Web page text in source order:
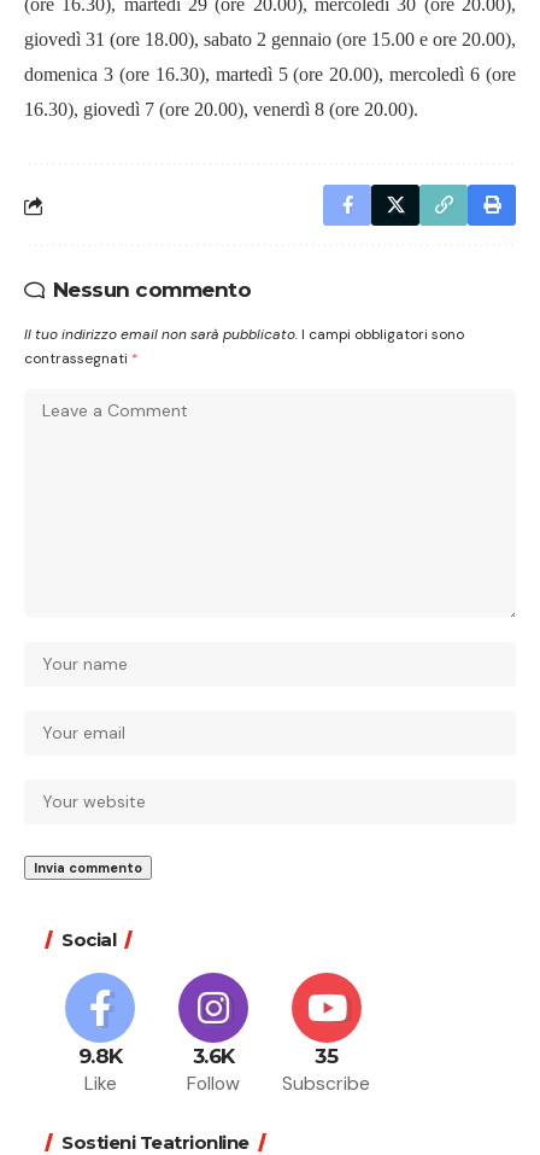
(ore 16.30), martedì 29 (ore 20.00), mercoledì 30 (ore 20.00),
giovedì 31 (ore 18.00), sabato 2 gennaio (ore 15.00 e ore 20.00),
domenica 3 (ore 16.30), martedì 5 (ore 20.00), mercoledì 6 (ore
16.30), giovedì 7 (ore 20.00), venerdì 8 (ore 20.00).
Nessun commento
Il tuo indirizzo email non sarà pubblicato. I campi obbligatori sono
contrassegnati *
Social
9.8K
Like
3.6K
Follow
35
Subscribe
Sostieni Teatrionline